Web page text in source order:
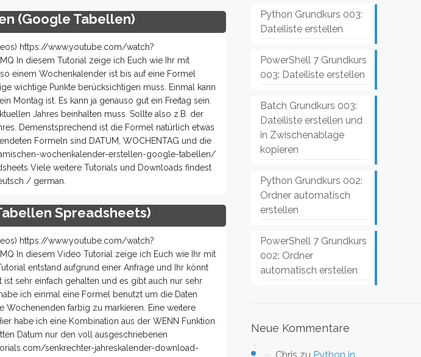
(Google Tabellen)
https://www.youtube.com/watch?
In diesem Tutorial zeige ich Euch wie Ihr mit
einem Wochenkalender ist bis auf eine Formel
wichtige Punkte berücksichtigen muss. Einmal kann
Montag ist. Es kann ja genauso gut ein Freitag sein.
Jahres beinhalten muss. Sollte also z.B. der
Demenstsprechend ist die Formel natürlich etwas
Formeln sind DATUM, WOCHENTAG und die
wochenkalender-erstellen-google-tabellen/
Viele weitere Tutorials und Downloads findest
/ german.
Spreadsheets)
https://www.youtube.com/watch?
In diesem Video Tutorial zeige ich Euch wie Ihr mit
entstand aufgrund einer Anfrage und Ihr könnt
sehr einfach gehalten und es gibt auch nur sehr
ich einmal eine Formel benutzt um die Daten
farbig zu markieren. Eine weitere
habe ich eine Kombination aus der WENN Funktion
Datum nur den voll ausgeschriebenen
senkrechter-jahreskalender-download-
Python Grundkurs 003:
Dateiliste erstellen
PowerShell 7 Grundkurs
003: Dateiliste erstellen
Batch Grundkurs 003:
Dateiliste erstellen und
in Zwischenablage
kopieren
Python Grundkurs 002:
Ordner automatisch
erstellen
PowerShell 7 Grundkurs
002: Ordner
automatisch erstellen
Neue Kommentare